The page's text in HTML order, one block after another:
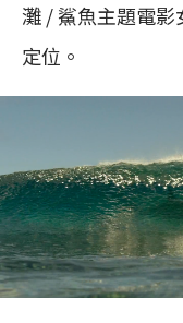
灘 / 鯊魚主題電
定位。